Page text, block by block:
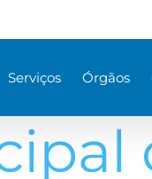
Serviços Órgãos